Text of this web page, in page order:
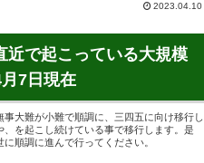
2023.04.10
で起こっている大規模
7日現在
大難が小難で順調に、三四五に向け移行し
を起こし続けている事で移行します。是
順調に進んで行ってください。